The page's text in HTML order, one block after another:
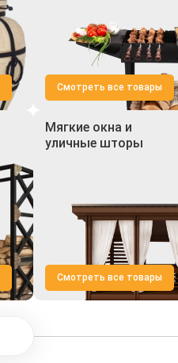
Смотреть все товары
Мягкие окна и
уличные шторы
Смотреть все товары